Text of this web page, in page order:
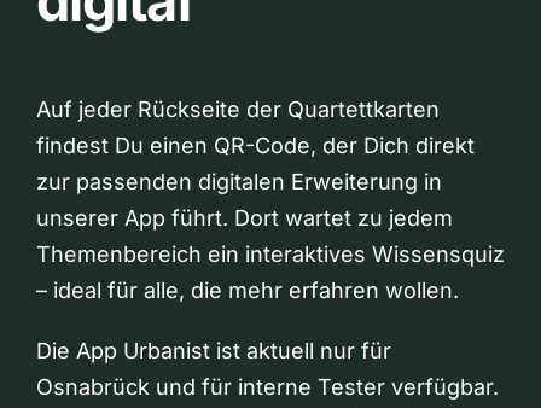
Auf jeder Rückseite der Quartettkarten
findest Du einen QR-Code, der Dich direkt
zur passenden digitalen Erweiterung in
unserer App führt. Dort wartet zu jedem
Themenbereich ein interaktives Wissensquiz
– ideal für alle, die mehr erfahren wollen.
Die App Urbanist ist aktuell nur für
Osnabrück und für interne Tester verfügbar.